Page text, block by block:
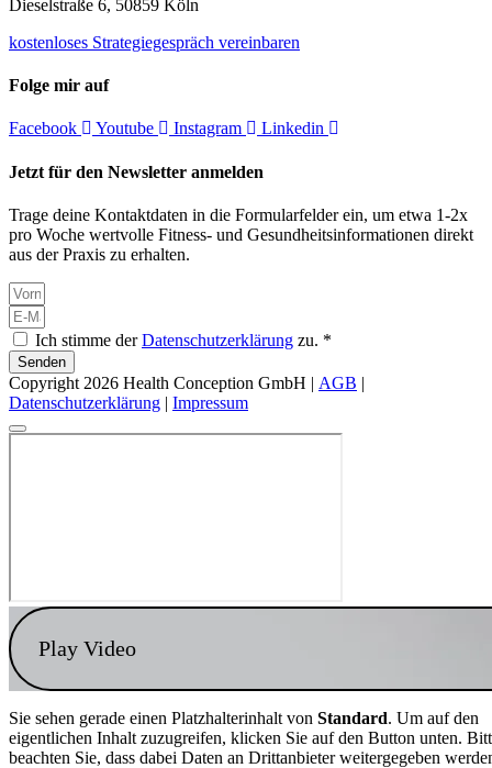
Dieselstraße 6, 50859 Köln
kostenloses Strategiegespräch vereinbaren
Folge mir auf
Facebook Youtube Instagram Linkedin
Jetzt für den Newsletter anmelden
Trage deine Kontaktdaten in die Formularfelder ein, um etwa 1-2x
pro Woche wertvolle Fitness- und Gesundheitsinformationen direkt
aus der Praxis zu erhalten.
Ich stimme derDatenschutzerklärung zu. *
Senden
Copyright 2026 Health Conception GmbH | AGB |
Datenschutzerklärung | Impressum
Play Video
Sie sehen gerade einen Platzhalterinhalt von Standard. Um auf den
eigentlichen Inhalt zuzugreifen, klicken Sie auf den Button unten.
beachten Sie, dass dabei Daten an Drittanbieter weitergegeben